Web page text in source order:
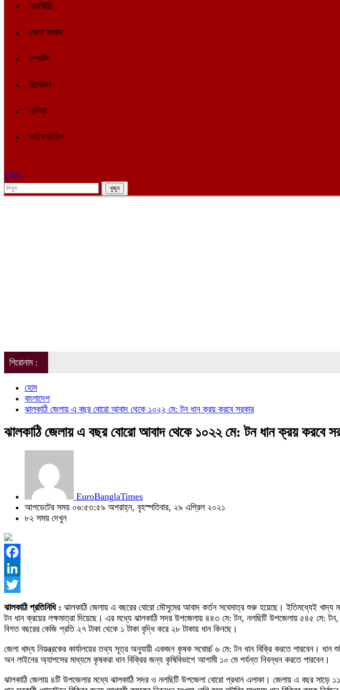
অর্থনীতি
জেলা সংবাদ
স্পোর্টস
বিনোদন
এশিয়া
লাইফস্টাইল
ENG
শিরোনাম :
হোম
বাংলাদেশ
ঝালকাঠি জেলায় এ বছর বোরো আবাদ থেকে ১০২২ মে: টন ধান ক্রয় করবে সরকার
ঝালকাঠি জেলায় এ বছর বোরো আবাদ থেকে ১০২২ মে: টন ধান ক্রয় করবে
EuroBanglaTimes
আপডেটের সময় ০৬:৫৩:৫৯ অপরাহ্ন, বৃহস্পতিবার, ২৯ এপ্রিল ২০২১
৮২ সময় দেখুন
Facebook
LinkedIn
Twitter
ঝালকাঠি প্রতিনিধি : ঝালকাঠি জেলায় এ বছরের বোরো মৌসুমের আবাদ কর্তন সবেমাত্র শুরু হয়েছে। ইতিমধ্যেই খাদ্য
টন ধান ক্রয়ের লক্ষমাত্রা দিয়েছে। এর মধ্যে ঝালকাঠি সদর উপজেলায় ৪৪৩ মে: টন, নলছিটি উপজেলায় ৫৪৫ মে:
বিগত বছরের কেজি প্রতি ২৭ টাকা থেকে ১ টাকা বৃদ্ধি করে ২৮ টাকায় ধান কিনছে।
জেলা খাদ্য নিয়ন্ত্রকের কার্যালয়ের তথ্য সূত্র অনুযায়ী একজন কৃষক সবোর্চ্চ ৬ মে: টন ধান বিক্রি করতে পারবেন।
অন লাইনের অ্যাপসের মাধ্যমে কৃষকরা ধান বিক্রির জন্য কৃষিবিভাগে আগামী ১০ মে পর্যন্ত নিবন্ধন করতে পারবেন।
ঝালকাঠি জেলায় ৪টি উপজেলার মধ্যে ঝালকাঠি সদর ও নলছিটি উপজেলা বোরো প্রধান এলাকা। জেলায় এ বছর